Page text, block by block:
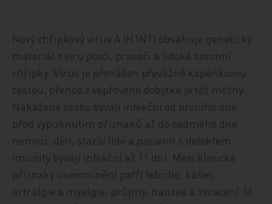
Nový chřipkový virus A (H1N1) obsahuje genetický
materiál z viru ptačí, prasečí a lidské sezonní
chřipky. Virus je přenášen převážně kapénkovou
cestou, přenos z vepřového dobytka je též možný.
Nakažené osoby bývají infekční od prvního dne
před vypuknutím příznaků až do sedmého dne
nemoci; děti, starší lidé a pacienti s defektem
imunity bývají infekční až 11 dní. Mezi klinické
příznaky onemocnění patří febrilie, kašel,
artralgie a myalgie, průjmy, nauzea a zvracení. U